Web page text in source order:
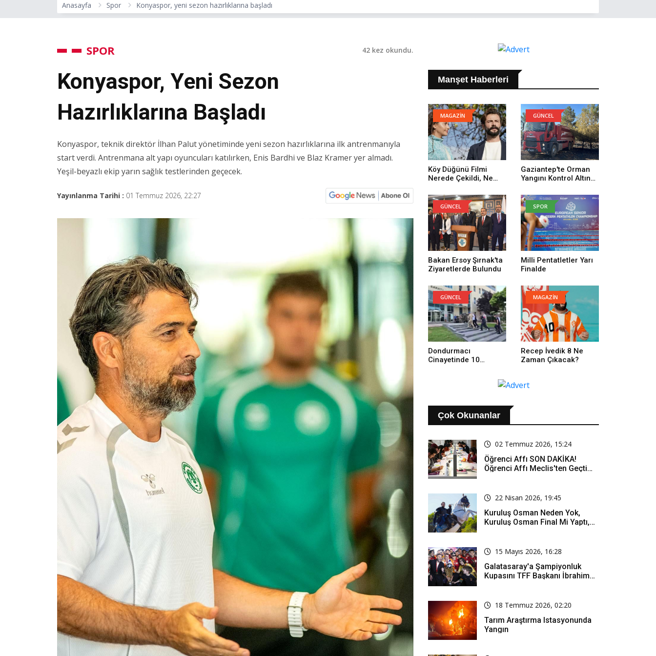
Anasayfa Spor Konyaspor, yeni sezon hazırlıklarına başladı
SPOR 42 kez okundu.
Konyaspor, Yeni Sezon
Hazırlıklarına Başladı
Konyaspor, teknik direktör İlhan Palut yönetiminde yeni sezon hazırlıklarına ilk antrenmanıyla
start verdi. Antrenmana alt yapı oyuncuları katılırken, Enis Bardhi ve Blaz Kramer yer almadı.
Yeşil-beyazlı ekip yarın sağlık testlerinden geçecek.
Yayınlanma Tarihi : 01 Temmuz 2026, 22:27
Manşet Haberleri
MAGAZİN
Köy Düğünü Filmi
Nerede Çekildi, Ne
Düğünü Filmi
Oyuncuları Kim,
Konusu Ne?
GÜNCEL
Gaziantep'te Orman
Yangını Kontrol Altına
GÜNCEL
Bakan Ersoy Şırnak'ta
Ziyaretlerde Bulundu
SPOR
Milli Pentatletler Yarı
Finalde
GÜNCEL
Dondurmacı
Cinayetinde 10
MAGAZİN
Recep İvedik 8 Ne
Zaman Çıkacak?
Çok Okunanlar
02 Temmuz 2026, 15:24
Öğrenci Affı SON DAKİKA!
Öğrenci Affı Meclis'ten Geçti
22 Nisan 2026, 19:45
Kuruluş Osman Neden Yok,
Kuruluş Osman Final Mi Yaptı,
Zaman Yayınlanacak?
15 Mayıs 2026, 16:28
Galatasaray'a Şampiyonluk
Kupasını TFF Başkanı İbrahim
18 Temmuz 2026, 02:20
Tarım Araştırma Istasyonunda
Yangın